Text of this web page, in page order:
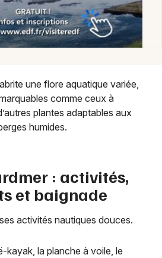
une flore aquatique variée,
comme ceux à
plantes adaptables aux
humides.
: activités,
et baignade
activités nautiques douces.
kayak, la planche à voile, le